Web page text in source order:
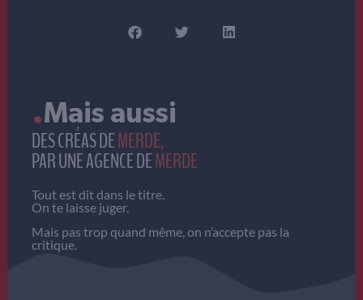
.Mais aussi
DES CRÉAS DEMERDE,
PAR UNE AGENCE DEMERDE
Tout est dit dans le titre.
On te laisse juger.
Mais pas trop quand même, on n’accepte pas la
critique.